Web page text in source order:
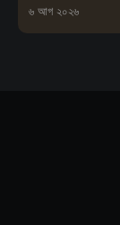
৬ আগ ২০২৬